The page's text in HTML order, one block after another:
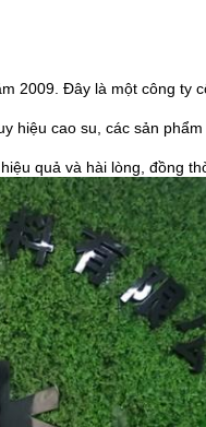
2009. Đây là một công
hiệu cao su, các sản
quả và hài lòng, đồng